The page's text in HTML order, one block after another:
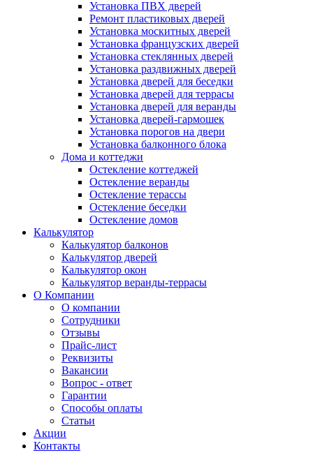
Установка ПВХ дверей
Ремонт пластиковых дверей
Установка москитных дверей
Установка французских дверей
Установка стеклянных дверей
Установка раздвижных дверей
Установка дверей для беседки
Установка дверей для террасы
Установка дверей для веранды
Установка дверей-гармошек
Установка порогов на двери
Установка балконного блока
Дома и коттеджи
Остекление коттеджей
Остекление веранды
Остекление терассы
Остекление беседки
Остекление домов
Калькулятор
Калькулятор балконов
Калькулятор дверей
Калькулятор окон
Калькулятор веранды-террасы
О Компании
О компании
Сотрудники
Отзывы
Прайс-лист
Реквизиты
Вакансии
Вопрос - ответ
Гарантии
Способы оплаты
Статьи
Акции
Контакты